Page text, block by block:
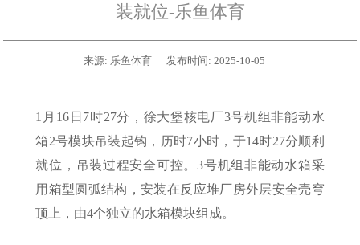
装就位-乐鱼体育
来源: 乐鱼体育 发布时间: 2025-10-05
1月16日7时27分，徐大堡核电厂3号机组非能动水
箱2号模块吊装起钩，历时7小时，于14时27分顺利
就位，吊装过程安全可控。3号机组非能动水箱采
用箱型圆弧结构，安装在反应堆厂房外层安全壳穹
顶上，由4个独立的水箱模块组成。